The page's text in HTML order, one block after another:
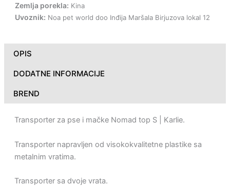
Zemlja porekla: Kina
Uvoznik: Noa pet world doo Inđija Maršala Birjuzova lokal 12
OPIS
DODATNE INFORMACIJE
BREND
Transporter za pse i mačke Nomad top S | Karlie.
Transporter napravljen od visokokvalitetne plastike sa
metalnim vratima.
Transporter sa dvoje vrata.